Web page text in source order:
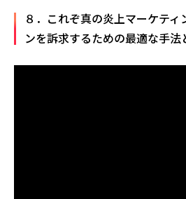
８．これぞ真の炎上マーケテ
ンを訴求するための最適な手